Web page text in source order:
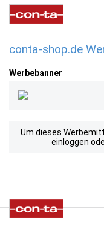
conta-shop.de
Werbebanner
Um dieses
einloggen